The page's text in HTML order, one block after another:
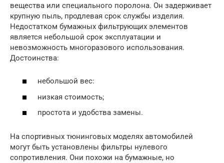
вещества или специального поролона. Он задерживает
крупную пыль, продлевая срок службы изделия.
Недостатком бумажных фильтрующих элементов
является небольшой срок эксплуатации и
невозможность многоразового использования.
Достоинства:
небольшой вес:
низкая стоимость;
простота и удобства замены.
На спортивных тюнинговых моделях автомобилей
могут быть установлены фильтры нулевого
сопротивления. Они похожи на бумажные, но